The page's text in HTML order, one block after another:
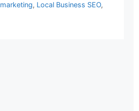
, Local Business SEO,